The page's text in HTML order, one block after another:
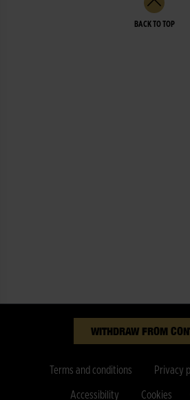
BACK TO TOP
WITHDRAW FROM
Terms and conditions Privacy
Accessibility Cookies